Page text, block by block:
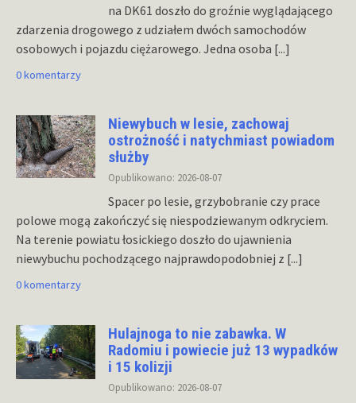
na DK61 doszło do groźnie wyglądającego
zdarzenia drogowego z udziałem dwóch samochodów
osobowych i pojazdu ciężarowego. Jedna osoba [...]
0 komentarzy
Niewybuch w lesie, zachowaj
ostrożność i natychmiast powiadom
służby
Opublikowano: 2026-08-07
Spacer po lesie, grzybobranie czy prace
polowe mogą zakończyć się niespodziewanym odkryciem.
Na terenie powiatu łosickiego doszło do ujawnienia
niewybuchu pochodzącego najprawdopodobniej z [...]
0 komentarzy
Hulajnoga to nie zabawka. W
Radomiu i powiecie już 13 wypadków
i 15 kolizji
Opublikowano: 2026-08-07